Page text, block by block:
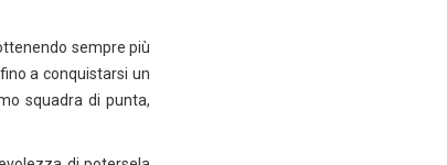
sempre più
a conquistarsi un
squadra di punta,